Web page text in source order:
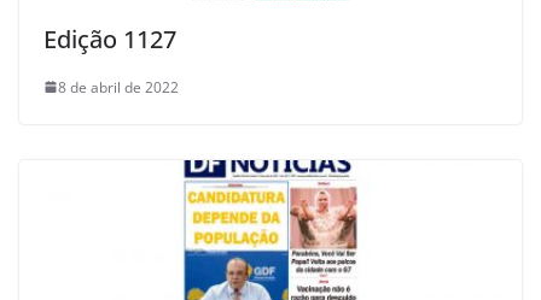
Edição 1127
8 de abril de 2022